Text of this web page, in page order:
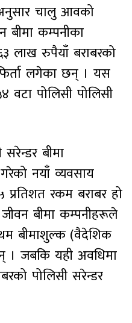
चालु आवको
बीमा कम्पनीका
लाख रुपैयाँ बराबरको
लगेका छन् । यस
पोलिसी पोलिसी
बीमा
नयाँ व्यवसाय
रकम बराबर हो
बीमा कम्पनीहरूले
बीमाशुल्क (वैदेशिक
जबकि यही अवधिमा
पोलिसी सरेन्डर